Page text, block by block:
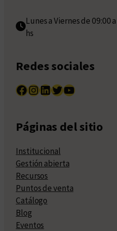
Lunes a Viernes de 09:00
hs
Redes sociales
Facebook InstagramLinkedIn Twitter YouTube
Páginas del sitio
Institucional
Gestión abierta
Recursos
Puntos de venta
Catálogo
Blog
Eventos